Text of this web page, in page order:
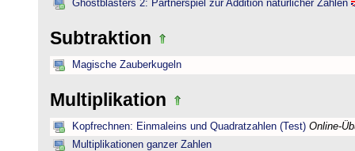
Ghostblasters 2: Partnerspiel zur Addition natürlicher Zahlen
Subtraktion
Magische Zauberkugeln
Multiplikation
Kopfrechnen: Einmaleins und Quadratzahlen (Test) Online-
Multiplikationen ganzer Zahlen